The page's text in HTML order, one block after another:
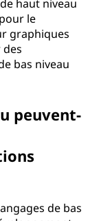
haut niveau
le
graphiques
bas niveau
peuvent-
de bas